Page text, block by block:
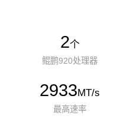
2个
鲲鹏920处理器
2933MT/s
最高速率